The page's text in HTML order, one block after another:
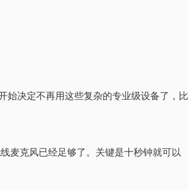
始决定不再用这些复杂的专业级设备了，比
麦克风已经足够了。关键是十秒钟就可以